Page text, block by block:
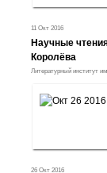
11 Окт 2016
Научные
Королёва
Литературный институт
26 Окт 2016